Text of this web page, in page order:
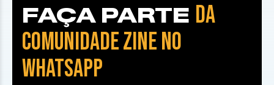
FAÇA PARTE DA
COMUNIDADE ZINE NO
WHATSAPP